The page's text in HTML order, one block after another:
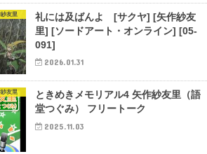
紗友里
礼には及ばんよ [サクヤ] [矢作紗友
里] [ソードアート・オンライン] [05-
091]
2026.01.31
紗友里
ときめきメモリアル4 矢作紗友里（語
堂つぐみ） フリートーク
2025.11.03